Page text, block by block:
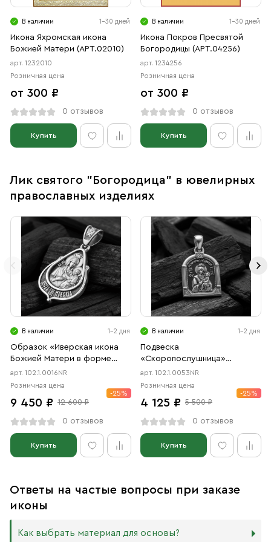
В наличии 1-30 дней
Икона Яхромская икона
Божией Матери (АРТ.02010)
арт. 1232010
Розничная цена
от 300 ₽
0 отзывов
Купить
В наличии 1-30 дней
Икона Покров Пресвятой
Богородицы (АРТ.04256)
арт. 1234256
Розничная цена
от 300 ₽
0 отзывов
Купить
Лик святого "Богородица" в ювелирных
православных изделиях
В наличии 1-2 дня
Образок «Иверская икона
Божией Матери в форме
цаты» чернение, родий
арт. 102.1.0016NR
Розничная цена
9 450 ₽ 12 600 ₽
-25%
0 отзывов
Купить
В наличии 1-2 дня
Подвеска
«Скоропослушница»
чернение, родий
арт. 102.1.0053NR
Розничная цена
4 125 ₽ 5 500 ₽
-25%
0 отзывов
Купить
Ответы на частые вопросы при заказе
иконы
Как выбрать материал для основы?